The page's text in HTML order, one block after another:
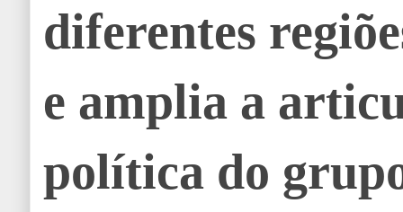
diferentes
e amplia a
política do